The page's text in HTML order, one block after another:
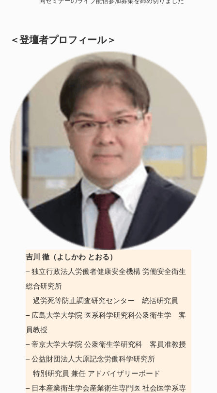
＜登壇者プロフィール＞
吉川 徹（よしかわ とおる）
– 独立行政法人労働者健康安全機構 労働安全衛生
総合研究所
過労死等防止調査研究センター 統括研究員
– 広島大学大学院 医系科学研究科公衆衛生学 客
員教授
– 帝京大学大学院 公衆衛生学研究科 客員准教授
– 公益財団法人大原記念労働科学研究所
特別研究員 兼任 アドバイザリーボード
– 日本産業衛生学会産業衛生専門医 社会医学系専